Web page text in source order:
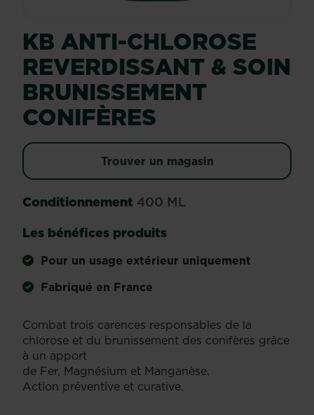
KB ANTI-CHLOROSE
REVERDISSANT & SOIN
BRUNISSEMENT
CONIFÈRES
Trouver un magasin
Conditionnement 400 ML
Les bénéfices produits
Pour un usage extérieur uniquement
Fabriqué en France
Combat trois carences responsables de la
chlorose et du brunissement des conifères grâce
à un apport
de Fer, Magnésium et Manganèse.
Action préventive et curative.